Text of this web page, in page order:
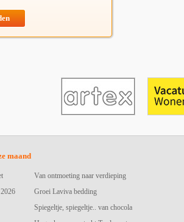
maand
Van ontmoeting naar verdieping
Groei Laviva bedding
Spiegeltje, spiegeltje.. van chocola